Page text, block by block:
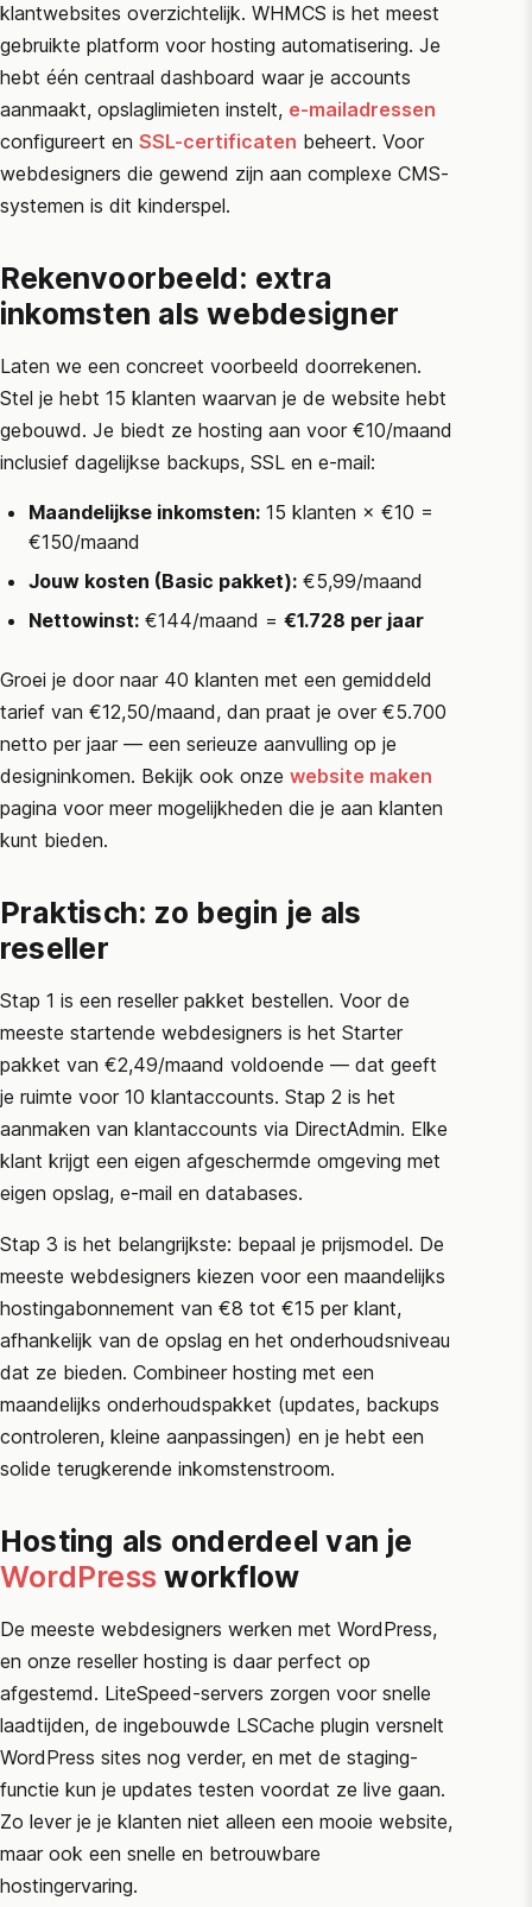
klantwebsites overzichtelijk. WHMCS is het meest
gebruikte platform voor hosting automatisering. Je
hebt één centraal dashboard waar je accounts
aanmaakt, opslaglimieten instelt, e-mailadressen
configureert en SSL-certificaten beheert. Voor
webdesigners die gewend zijn aan complexe CMS-
systemen is dit kinderspel.
Rekenvoorbeeld: extra
inkomsten als webdesigner
Laten we een concreet voorbeeld doorrekenen.
Stel je hebt 15 klanten waarvan je de website hebt
gebouwd. Je biedt ze hosting aan voor €10/maand
inclusief dagelijkse backups, SSL en e-mail:
Maandelijkse inkomsten: 15 klanten × €10 =
€150/maand
Jouw kosten (Basic pakket): €5,99/maand
Nettowinst: €144/maand = €1.728 per jaar
Groei je door naar 40 klanten met een gemiddeld
tarief van €12,50/maand, dan praat je over €5.700
netto per jaar — een serieuze aanvulling op je
designinkomen. Bekijk ook onze website maken
pagina voor meer mogelijkheden die je aan klanten
kunt bieden.
Praktisch: zo begin je als
reseller
Stap 1 is een reseller pakket bestellen. Voor de
meeste startende webdesigners is het Starter
pakket van €2,49/maand voldoende — dat geeft
je ruimte voor 10 klantaccounts. Stap 2 is het
aanmaken van klantaccounts via DirectAdmin. Elke
klant krijgt een eigen afgeschermde omgeving met
eigen opslag, e-mail en databases.
Stap 3 is het belangrijkste: bepaal je prijsmodel. De
meeste webdesigners kiezen voor een maandelijks
hostingabonnement van €8 tot €15 per klant,
afhankelijk van de opslag en het onderhoudsniveau
dat ze bieden. Combineer hosting met een
maandelijks onderhoudspakket (updates, backups
controleren, kleine aanpassingen) en je hebt een
solide terugkerende inkomstenstroom.
Hosting als onderdeel van je
WordPress workflow
De meeste webdesigners werken met WordPress,
en onze reseller hosting is daar perfect op
afgestemd. LiteSpeed-servers zorgen voor snelle
laadtijden, de ingebouwde LSCache plugin versnelt
WordPress sites nog verder, en met de staging-
functie kun je updates testen voordat ze live gaan.
Zo lever je je klanten niet alleen een mooie website,
maar ook een snelle en betrouwbare
hostingervaring.